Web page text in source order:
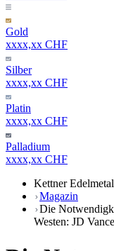
Gold
xxxx,xx CHF
Silber
xxxx,xx CHF
Platin
xxxx,xx CHF
Palladium
xxxx,xx CHF
Kettner
Magazin
Die
Westen: JD